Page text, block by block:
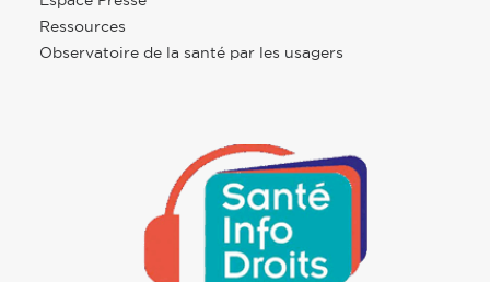
Ressources
Observatoire de la santé par les usagers